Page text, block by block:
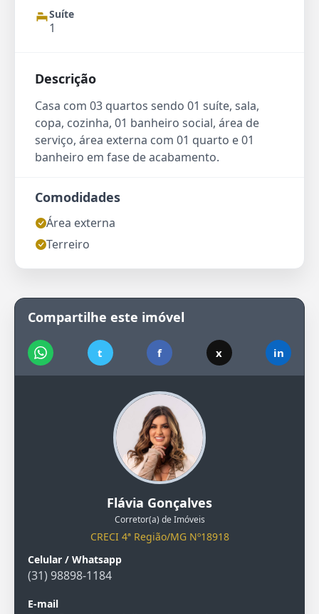
Suíte
1
Descrição
Casa com 03 quartos sendo 01 suíte, sala,
copa, cozinha, 01 banheiro social, área de
serviço, área externa com 01 quarto e 01
banheiro em fase de acabamento.
Comodidades
Área externa
Terreiro
Compartilhe este imóvel
t f x in
Flávia Gonçalves
Corretor(a) de Imóveis
CRECI 4ª Região/MG Nº18918
Celular / Whatsapp
(31) 98898-1184
E-mail